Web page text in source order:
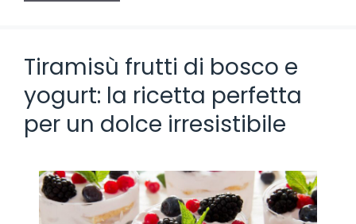
Tiramisù frutti di bosco e
yogurt: la ricetta perfetta
per un dolce irresistibile